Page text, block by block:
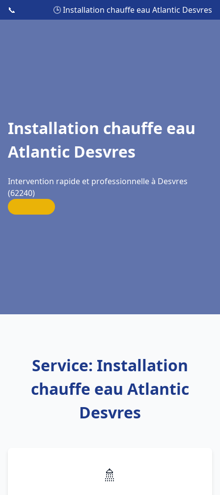
📞 🕒 Installation chauffe eau Atlantic Desvres
Installation chauffe eau
Atlantic Desvres
Intervention rapide et professionnelle à Desvres
(62240)
Service: Installation
chauffe eau Atlantic
Desvres
🚿